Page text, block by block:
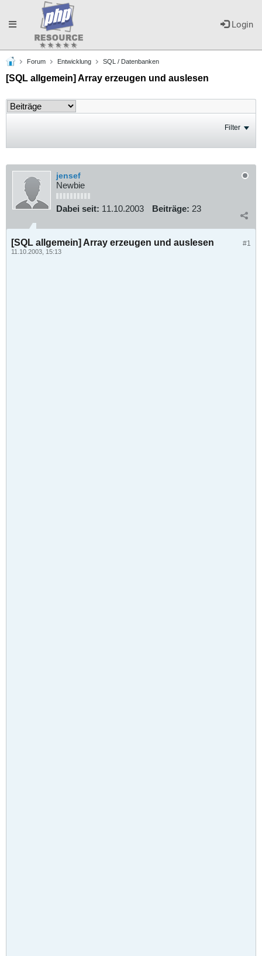
Login
Toggle
navigation
Forum Entwicklung SQL / Datenbanken
[SQL allgemein] Array erzeugen und auslesen
Filter
jensef
Newbie
Dabei seit: 11.10.2003 Beiträge: 23
#1
[SQL allgemein] Array erzeugen und auslesen
11.10.2003, 15:13